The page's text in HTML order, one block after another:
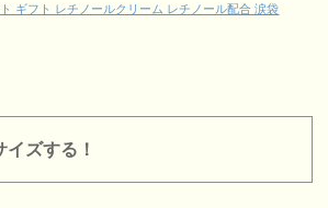
ギフト レチノールクリーム レチノール配合 涙袋
ズする！